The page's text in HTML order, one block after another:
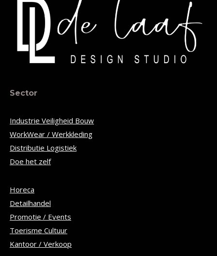
Sector
Industrie Veiligheid Bouw
WorkWear / Werkkleding
Distributie Logistiek
Doe het zelf
Horeca
Detailhandel
Promotie / Events
Toerisme Cultuur
Kantoor / Verkoop